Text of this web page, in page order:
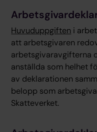
Huvuduppgiften i
att arbetsgivaren
arbetsgivaravgifterna
anställda som helhet
av deklarationen
belopp som
Skatteverket.